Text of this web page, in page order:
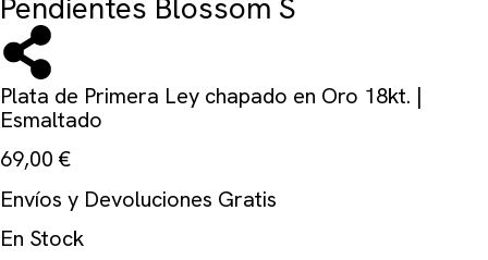
Plata de Primera Ley chapado en Oro 18kt. |
Esmaltado
69,00 €
Envíos y Devoluciones Gratis
En Stock